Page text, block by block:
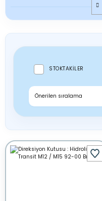
STOKTAKILER